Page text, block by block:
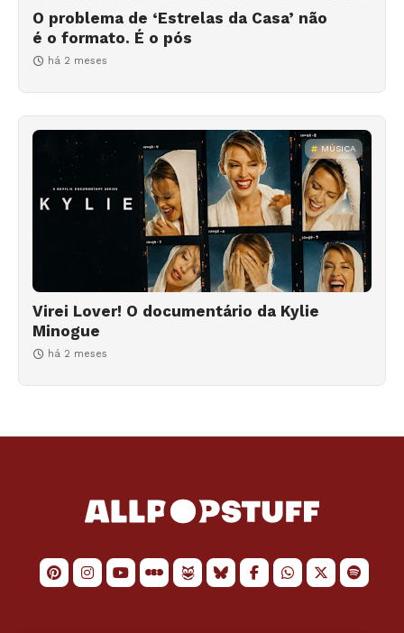
O problema de ‘Estrelas da Casa’ não
é o formato. É o pós
há 2 meses
MÚSICA
Virei Lover! O documentário da Kylie
Minogue
há 2 meses